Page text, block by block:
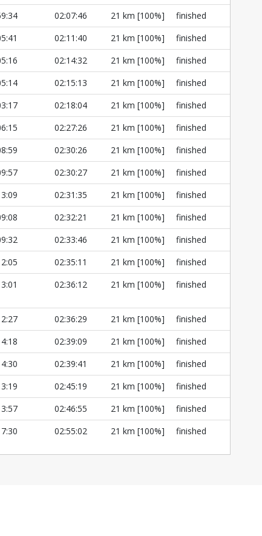
02:07:46 21 km [100%]
finished
02:11:40 21 km [100%]
finished
02:14:32 21 km [100%]
finished
02:15:13 21 km [100%]
finished
02:18:04 21 km [100%]
finished
02:27:26 21 km [100%]
finished
02:30:26 21 km [100%]
finished
02:30:27 21 km [100%]
finished
02:31:35 21 km [100%]
finished
02:32:21 21 km [100%]
finished
02:33:46 21 km [100%]
finished
02:35:11 21 km [100%]
finished
02:36:12 21 km [100%] finished
02:36:29 21 km [100%]
finished
02:39:09 21 km [100%]
finished
02:39:41 21 km [100%]
finished
02:45:19 21 km [100%]
finished
02:46:55 21 km [100%]
finished
02:55:02 21 km [100%] finished